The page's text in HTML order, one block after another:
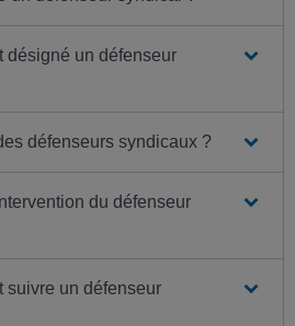
désigné un défenseur
défenseurs syndicaux ?
du défenseur
suivre un défenseur